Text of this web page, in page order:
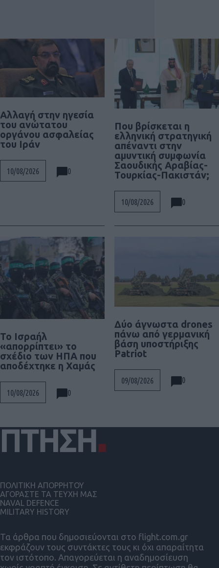
Αλλαγή στην ηγεσία
του ανώτατου
οργάνου ασφαλείας
του Ιράν
10/08/2026 0
Που βρίσκεται η
ελληνική στρατηγική
απέναντι στην
αμυντική συμφωνία
Σαουδικής Αραβίας-
Τουρκίας-Πακιστάν;
10/08/2026 0
Το Ισραήλ
«απορρίπτει» το
σχέδιο των ΗΠΑ που
αποδέχτηκε η Χαμάς
10/08/2026 0
Δύο άγνωστα drones
πάνω από γερμανική
βάση υποστήριξης
Patriot
09/08/2026 0
Τα άρθρα που δημοσιεύονται στο flight.com.gr
εκφράζουν τους συντάκτες τους κι όχι απαραίτητα
τον ιστότοπο. Απαγορεύεται η αναδημοσίευση
ΠΟΛΙΤΙΚΗ ΑΠΟΡΡΗΤΟΥ
ΑΓΟΡΑΣΤΕ ΤΑ ΤΕΥΧΗ ΜΑΣ
NAVAL DEFENCE
MILITARY HISTORY